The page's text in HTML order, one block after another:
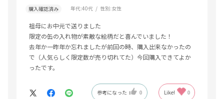
購入確認済み 年代:40代 性別:女性
祖母にお中元で送りました
限定の缶の入れ物が素敵な絵柄だと喜んでいました！
去年か一昨年か忘れましたが前回の時、購入出来なかったの
で（人気らしく限定数が売り切れてた）今回購入できてよか
ったです。
参考になった 0 Like! 0